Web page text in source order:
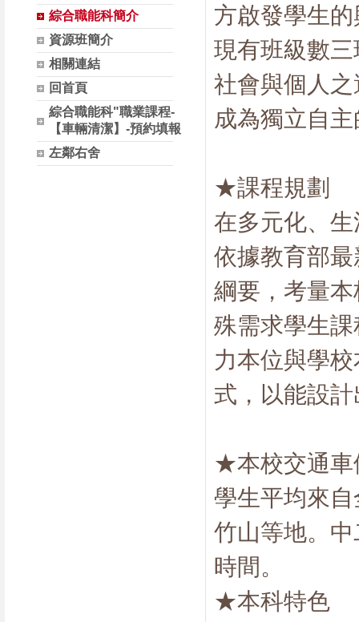
綜合職能科簡介
資源班簡介
相關連結
回首頁
綜合職能科"職業課程-
【車輛清潔】-預約填報
左鄰右舍
方啟發學生
現有班級數
社會與個人
成為獨立自
★課程規劃
在多元化、
依據教育部
綱要，考量
殊需求學生
力本位與學
式，以能設
★本校交通車
學生平均來
竹山等地。
時間。
★本科特色